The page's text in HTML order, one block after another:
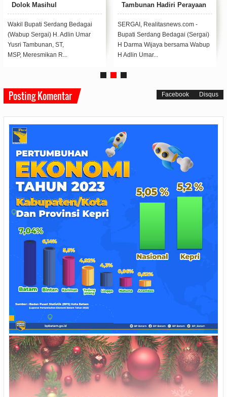
Dolok Masihul
Wakil Bupati Serdang Bedagai
(Wabup Sergai) H. Adlin Umar
Yusri Tambunan, ST,
MSP, Meresmikan R...
Tambunan Hadiri Perayaan
Natal PGPI Kabupaten
Sergai
SERGAI, Realitasnews.com -
Bupati Serdang Bedagai (Sergai)
H Darma Wijaya bersama Wabup
H Adlin Umar...
Posting Komentar Facebook Disqus